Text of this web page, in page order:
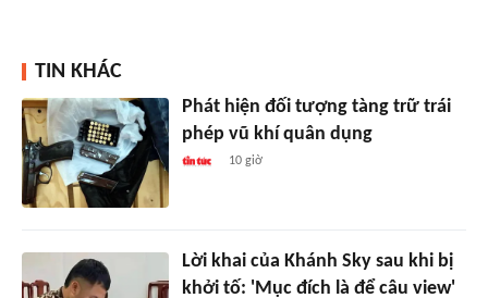
TIN KHÁC
Phát hiện đối tượng tàng trữ trái
phép vũ khí quân dụng
10 giờ
Lời khai của Khánh Sky sau khi bị
khởi tố: 'Mục đích là để câu view'